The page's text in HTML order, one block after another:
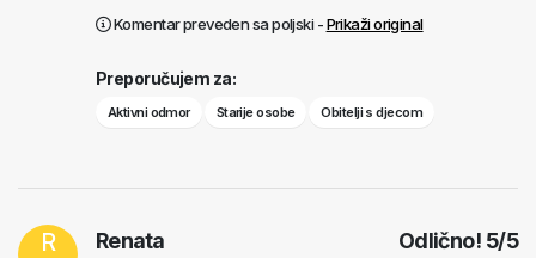
Komentar preveden sa poljski -Prikaži original
Preporučujem za:
Aktivni odmor Starije osobe Obitelji s djecom
R Odlično! 5/5
Renata